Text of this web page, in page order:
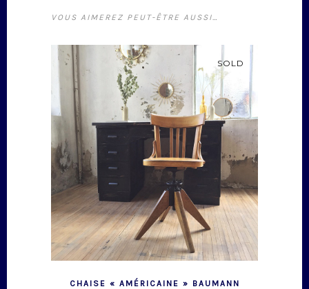
VOUS AIMEREZ PEUT-ÊTRE AUSSI…
SOLD
CHAISE « AMÉRICAINE » BAUMANN